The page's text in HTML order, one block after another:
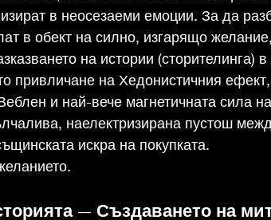
в неосезаеми емоции. За да
в обект на силно, изгарящо
на истории (сторителинга)
привличане на Хедонистичния ефект,
и най-вече магнетичната сила
наелектризирана пустош
искра на покупката.
— Създаването на